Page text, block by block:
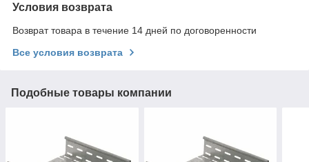
Условия возврата
Возврат товара в течение 14 дней по договоренности
Все условия возврата
Подобные товары компании